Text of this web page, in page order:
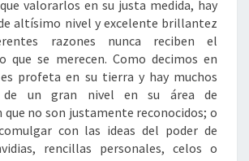
valorarlos en su justa medida, hay
altísimo nivel y excelente brillantez
razones nunca reciben el
que se merecen. Como decimos en
es profeta en su tierra y hay muchos
de un gran nivel en su área de
que no son justamente reconocidos; o
con las ideas del poder de
rencillas personales, celos o